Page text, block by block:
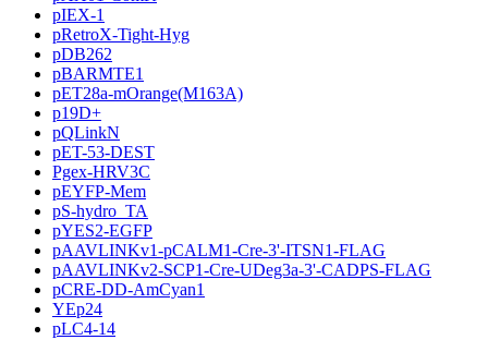
pIEX-1
pRetroX-Tight-Hyg
pDB262
pBARMTE1
pET28a-mOrange(M163A)
p19D+
pQLinkN
pET-53-DEST
Pgex-HRV3C
pEYFP-Mem
pS-hydro_TA
pYES2-EGFP
pAAVLINKv1-pCALM1-Cre-3'-ITSN1-FLAG
pAAVLINKv2-SCP1-Cre-UDeg3a-3'-CADPS-FLAG
pCRE-DD-AmCyan1
YEp24
pLC4-14